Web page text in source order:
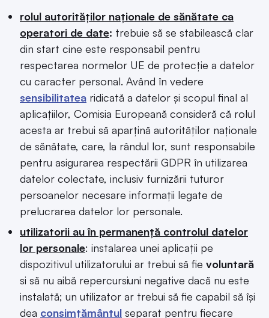
rolul autorităților naționale de sănătate ca
operatori de date: trebuie să se stabilească clar
din start cine este responsabil pentru
respectarea normelor UE de protecție a datelor
cu caracter personal. Având în vedere
sensibilitatea ridicată a datelor și scopul final al
aplicațiilor, Comisia Europeană consideră că rolul
acesta ar trebui să aparțină autorităților naționale
de sănătate, care, la rândul lor, sunt responsabile
pentru asigurarea respectării GDPR în utilizarea
datelor colectate, inclusiv furnizării tuturor
persoanelor necesare informații legate de
prelucrarea datelor lor personale.
utilizatorii au în permanență controlul datelor
lor personale: instalarea unei aplicații pe
dispozitivul utilizatorului ar trebui să fie voluntară
si să nu aibă repercursiuni negative dacă nu este
instalată; un utilizator ar trebui să fie capabil să își
dea consimțământul separat pentru fiecare